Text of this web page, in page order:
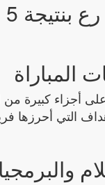
المباراة
كبيرة من